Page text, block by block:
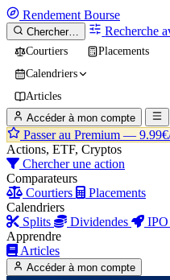
Rendement Bourse
Chercher… Recherche
Courtiers
Placements
Calendriers
Articles
Accéder à mon compte
Passer au Premium —
Actions, ETF, Cryptos
Chercher une action
Comparateurs
Courtiers
Placements
Calendriers
Splits
Dividendes IPO
Apprendre
Articles
Accéder à mon compte